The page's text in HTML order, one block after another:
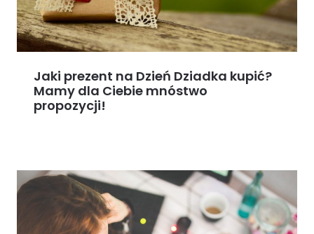
Jaki prezent na Dzień Dziadka kupić?
Mamy dla Ciebie mnóstwo
propozycji!